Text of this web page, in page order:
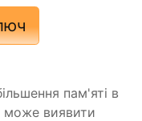
пам'яті в
може виявити